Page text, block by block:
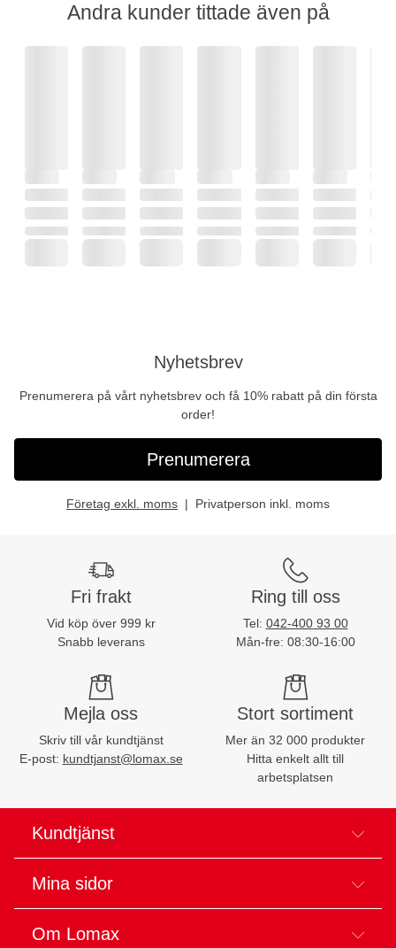
Andra kunder tittade även på
Nyhetsbrev
Prenumerera på vårt nyhetsbrev och få 10% rabatt på din första
order!
Prenumerera
Företag exkl. moms Privatperson inkl. moms
Fri frakt
Vid köp över 999 kr
Snabb leverans
Ring till oss
Tel: 042-400 93 00
Mån-fre: 08:30-16:00
Mejla oss
Skriv till vår kundtjänst
E-post: kundtjanst@lomax.se
Stort sortiment
Mer än 32 000 produkter
Hitta enkelt allt till
arbetsplatsen
Kundtjänst
Mina sidor
Om Lomax